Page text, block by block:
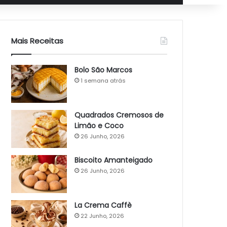
Mais Receitas
Bolo São Marcos
1 semana atrás
Quadrados Cremosos de
Limão e Coco
26 Junho, 2026
Biscoito Amanteigado
26 Junho, 2026
La Crema Caffè
22 Junho, 2026